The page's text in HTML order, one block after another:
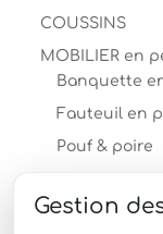
COUSSINS
MOBILIER en
Banquette
Fauteuil en
Pouf & poire
Tabouret en
Gestion